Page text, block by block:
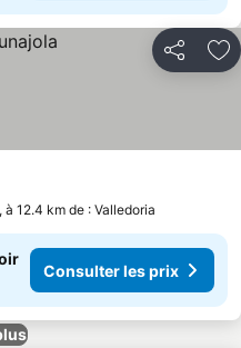
Partager
à 12.4 km de : Valledoria
Consulter les prix